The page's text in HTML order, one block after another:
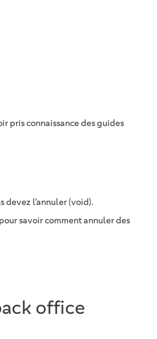
pris connaissance des guides
devez l’annuler (void).
pour savoir comment annuler des
office